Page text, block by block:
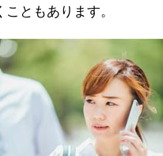
ともあります。